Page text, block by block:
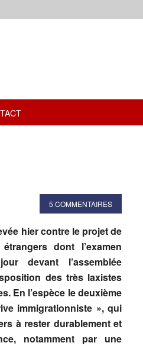
5 COMMENTAIRES
hier contre le projet de
dont l’examen
devant l’assemblée
des très laxistes
En l’espèce le deuxième
immigrationniste », qui
à rester durablement et
notamment par une